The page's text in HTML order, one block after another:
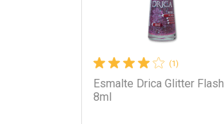
(1)
Esmalte Drica Glitter Flash
8ml